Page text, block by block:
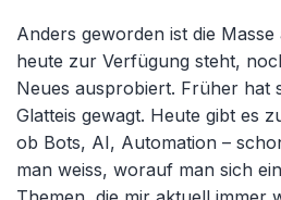
Anders geworden ist die
heute zur Verfügung steht,
Neues ausprobiert. Früher hat
Glatteis gewagt. Heute gibt es
ob Bots, AI, Automation –
man weiss, worauf man sich